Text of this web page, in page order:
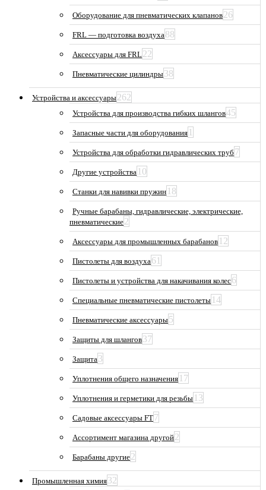
Оборудование для пневматических клапанов26
FRL — подготовка воздуха88
Аксессуары для FRL22
Пневматические цилиндры38
Устройства и аксессуары262
Устройства для производства гибких шлангов45
Запасные части для оборудования 1
Устройства для обработки гидравлических труб 7
Другие устройства 10
Станки для навивки пружин 18
Ручные барабаны, гидравлические, электрические,
пневматические2
Аксессуары для промышленных барабанов 12
Пистолеты для воздуха61
Пистолеты и устройства для накачивания колес6
Специальные пневматические пистолеты 14
Пневматические аксессуары5
Защиты для шлангов37
Защита3
Уплотнения общего назначения 17
Уплотнения и герметики для резьбы 13
Садовые аксессуары FT7
Ассортимент магазина другой2
Барабаны другие2
Промышленная химия32